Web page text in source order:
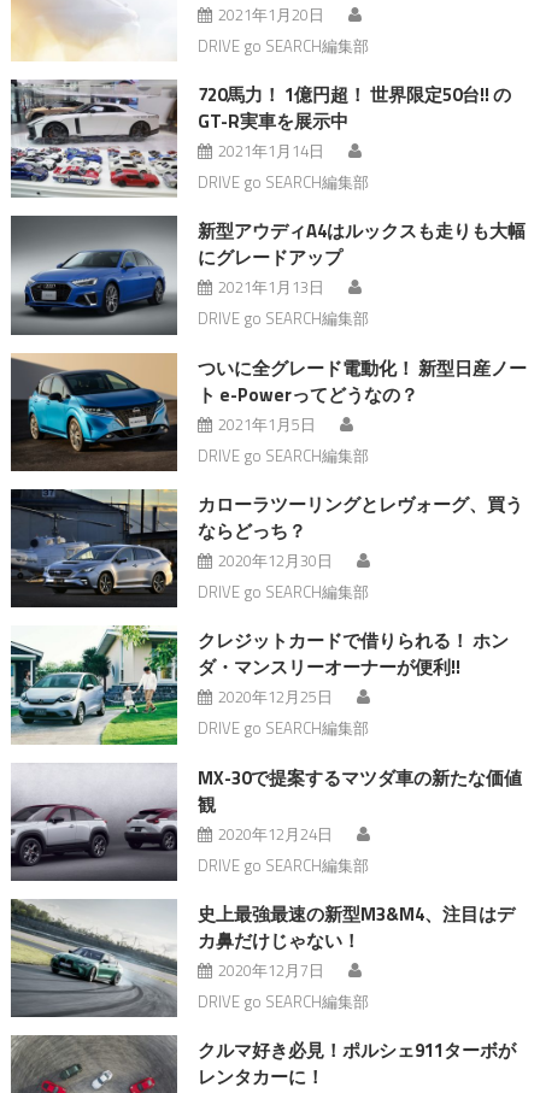
2021年1月20日
DRIVE go SEARCH編集部
720馬力！ 1億円超！ 世界限定50台!! の
GT-R実車を展示中
2021年1月14日
DRIVE go SEARCH編集部
新型アウディA4はルックスも走りも大幅
にグレードアップ
2021年1月13日
DRIVE go SEARCH編集部
ついに全グレード電動化！ 新型日産ノー
ト e-Powerってどうなの？
2021年1月5日
DRIVE go SEARCH編集部
カローラツーリングとレヴォーグ、買う
ならどっち？
2020年12月30日
DRIVE go SEARCH編集部
クレジットカードで借りられる！ ホン
ダ・マンスリーオーナーが便利!!
2020年12月25日
DRIVE go SEARCH編集部
MX-30で提案するマツダ車の新たな価値
観
2020年12月24日
DRIVE go SEARCH編集部
史上最強最速の新型M3&M4、注目はデ
カ鼻だけじゃない！
2020年12月7日
DRIVE go SEARCH編集部
クルマ好き必見！ポルシェ911ターボが
レンタカーに！